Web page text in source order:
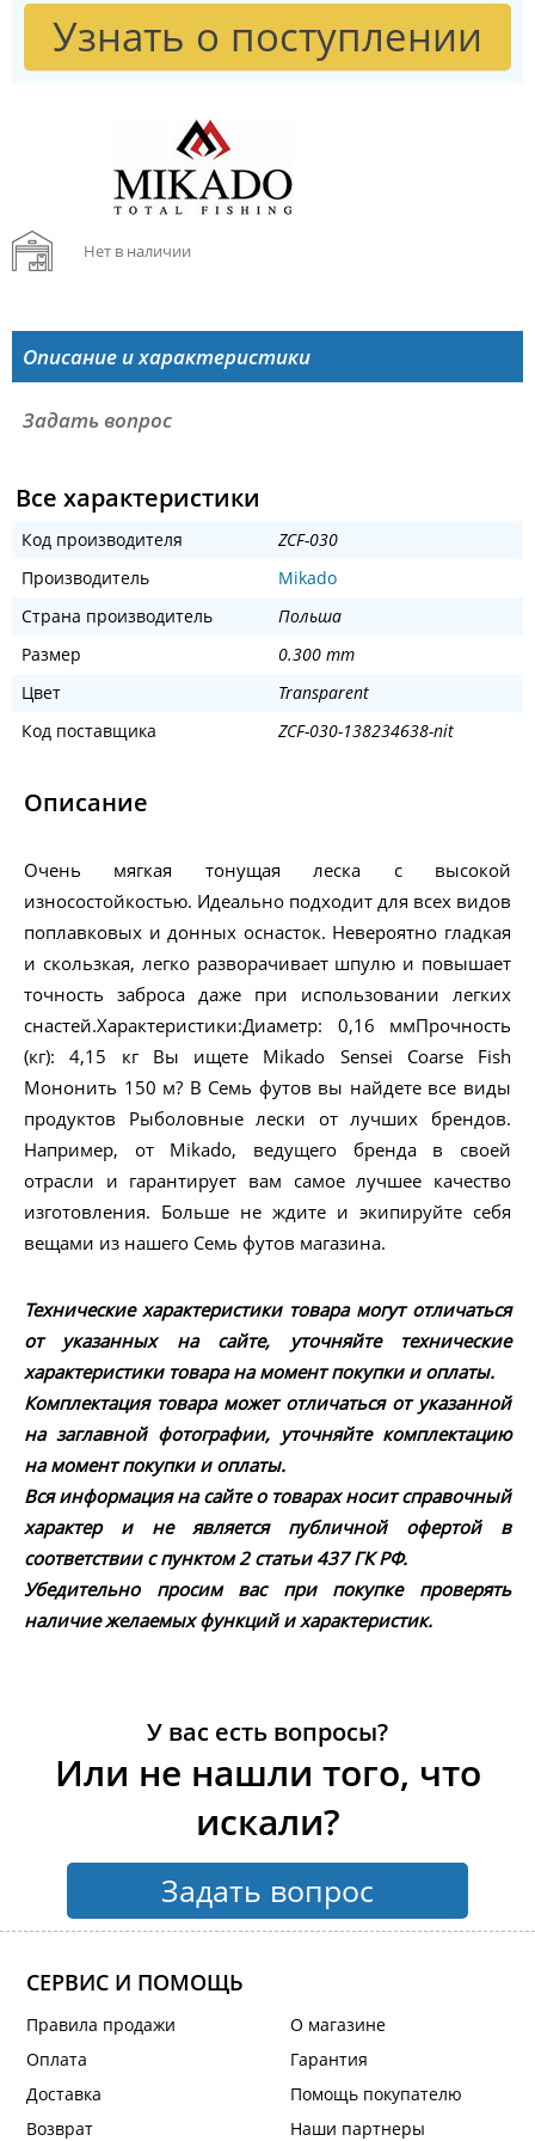
Узнать о поступлении
Нет в наличии
Описание и характеристики
Задать вопрос
Все характеристики
Код производителя
ZCF-030
Производитель
Mikado
Страна производитель
Польша
Размер
0.300 mm
Цвет
Transparent
Код поставщика
ZCF-030-138234638-nit
Описание
Очень мягкая тонущая леска с высокой
износостойкостью. Идеально подходит для всех видов
поплавковых и донных оснасток. Невероятно гладкая
и скользкая, легко разворачивает шпулю и повышает
точность заброса даже при использовании легких
снастей.Характеристики:Диаметр: 0,16 ммПрочность
(кг): 4,15 кг Вы ищете Mikado Sensei Coarse Fish
Мононить 150 м? В Семь футов вы найдете все виды
продуктов Рыболовные лески от лучших брендов.
Например, от Mikado, ведущего бренда в своей
отрасли и гарантирует вам самое лучшее качество
изготовления. Больше не ждите и экипируйте себя
вещами из нашего Семь футов магазина.
Технические характеристики товара могут отличаться
от указанных на сайте, уточняйте технические
характеристики товара на момент покупки и оплаты.
Комплектация товара может отличаться от указанной
на заглавной фотографии, уточняйте комплектацию
на момент покупки и оплаты.
Вся информация на сайте о товарах носит справочный
характер и не является публичной офертой в
соответствии с пунктом 2 статьи 437 ГК РФ.
Убедительно просим вас при покупке проверять
наличие желаемых функций и характеристик.
У вас есть вопросы?
Или не нашли того, что
искали?
Задать вопрос
СЕРВИС И ПОМОЩЬ
Правила продажи
Оплата
Доставка
Возврат
О магазине
Гарантия
Помощь покупателю
Наши партнеры